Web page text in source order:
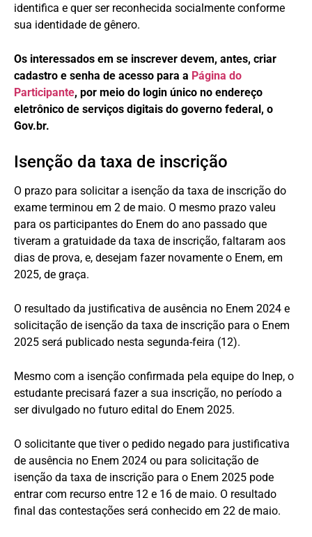
identifica e quer ser reconhecida socialmente conforme
sua identidade de gênero.
Os interessados em se inscrever devem, antes, criar
cadastro e senha de acesso para a Página do
Participante, por meio do login único no endereço
eletrônico de serviços digitais do governo federal, o
Gov.br.
Isenção da taxa de inscrição
O prazo para solicitar a isenção da taxa de inscrição do
exame terminou em 2 de maio. O mesmo prazo valeu
para os participantes do Enem do ano passado que
tiveram a gratuidade da taxa de inscrição, faltaram aos
dias de prova, e, desejam fazer novamente o Enem, em
2025, de graça.
O resultado da justificativa de ausência no Enem 2024 e
solicitação de isenção da taxa de inscrição para o Enem
2025 será publicado nesta segunda-feira (12).
Mesmo com a isenção confirmada pela equipe do Inep, o
estudante precisará fazer a sua inscrição, no período a
ser divulgado no futuro edital do Enem 2025.
O solicitante que tiver o pedido negado para justificativa
de ausência no Enem 2024 ou para solicitação de
isenção da taxa de inscrição para o Enem 2025 pode
entrar com recurso entre 12 e 16 de maio. O resultado
final das contestações será conhecido em 22 de maio.